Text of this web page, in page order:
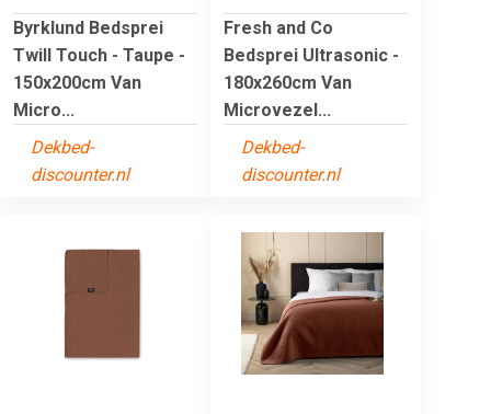
Byrklund Bedsprei
Twill Touch - Taupe -
150x200cm Van
Micro...
Dekbed-
discounter.nl
Fresh and Co
Bedsprei Ultrasonic -
180x260cm Van
Microvezel...
Dekbed-
discounter.nl